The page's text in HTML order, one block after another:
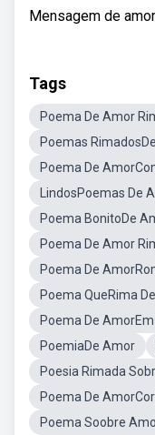
Mensagem de
Tags
Poema De Amor
Poemas
Poema De
LindosPoemas De
Poema BonitoDe
Poema De Amor
Poema De
Poema QueRima
Poema De
PoemiaDe Amor
Poesia Rimada
Poema De
Poema Soobre